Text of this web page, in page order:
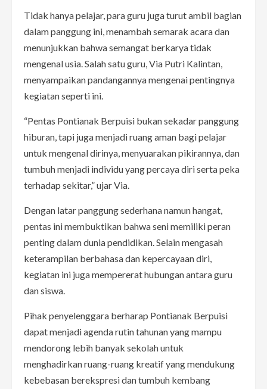
Tidak hanya pelajar, para guru juga turut ambil bagian
dalam panggung ini, menambah semarak acara dan
menunjukkan bahwa semangat berkarya tidak
mengenal usia. Salah satu guru, Via Putri Kalintan,
menyampaikan pandangannya mengenai pentingnya
kegiatan seperti ini.
“Pentas Pontianak Berpuisi bukan sekadar panggung
hiburan, tapi juga menjadi ruang aman bagi pelajar
untuk mengenal dirinya, menyuarakan pikirannya, dan
tumbuh menjadi individu yang percaya diri serta peka
terhadap sekitar,” ujar Via.
Dengan latar panggung sederhana namun hangat,
pentas ini membuktikan bahwa seni memiliki peran
penting dalam dunia pendidikan. Selain mengasah
keterampilan berbahasa dan kepercayaan diri,
kegiatan ini juga mempererat hubungan antara guru
dan siswa.
Pihak penyelenggara berharap Pontianak Berpuisi
dapat menjadi agenda rutin tahunan yang mampu
mendorong lebih banyak sekolah untuk
menghadirkan ruang-ruang kreatif yang mendukung
kebebasan berekspresi dan tumbuh kembang